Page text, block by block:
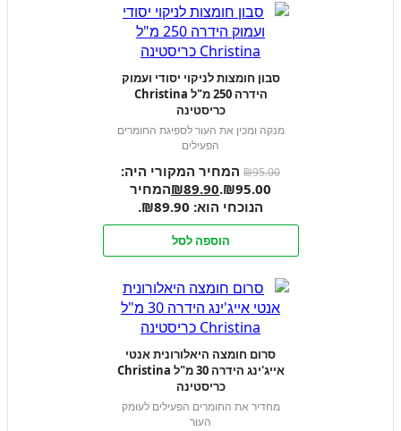
סבון חומצות לניקוי יסודי ועמוק
הידרה 250 מ"ל Christina
כריסטינה
מנקה ומכין את העור לספיגת החומרים
הפעילים
₪95.00
המחיר המקורי היה:
₪95.00.
₪89.90
המחיר
הנוכחי הוא: ₪89.90.
הוספה לסל
סרום חומצה היאלורונית אנטי
אייג'ינג הידרה 30 מ"ל Christina
כריסטינה
מחדיר את החומרים הפעילים לעומק
העור